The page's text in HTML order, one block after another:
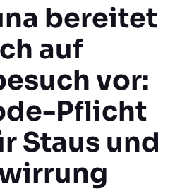
bereitet
auf
vor:
Pflicht
Staus und